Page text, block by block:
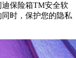
保险箱TM安全软
时，保护您的隐私